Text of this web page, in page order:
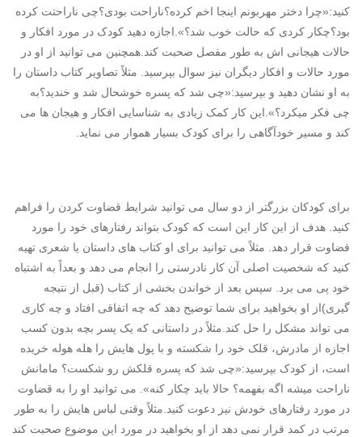
کنید:«چرا دختر مهربونم اینجا اخم کرده؟ناراحت بودی؟چی ناراحتت کرده
بود؟چکار کردی که حالت خوب شد؟».اجازه دهید کودک در مورد افکار و
حالات هیجانی اش به طور مفصل صحبت کند.همچنین می توانید از او در
مورد حالات و افکار دیگران نیز سوال بپرسید. مثلاً تصاویر کتاب داستان را
به او نشان دهید و بپرسید:«چی شد که پسره خوشحال شد و خندید؟به
چی فکر میکرد؟».این کار کمک زیادی به شناسایی افکار و هیجان ها می
کند و مسیر خودآگاهی را برای کودک بسیار هموار می نماید.
برای کودکان بزرگتر از دو سال می توانید شرایط قضاوت کردن را فراهم
کنید. هدف از این کار این است که کودک بتواند رفتارهای خود را مورد
قضاوت قرار دهد. مثلاً می توانید برای او کتاب های داستان یا شعری تهیه
کنید که شخصیت اصلی آن کار نادرستی را انجام می دهد و بعداً به اشتباه
خود پی می برد. سپس بعد از خواندن بخشی از کتاب (قبل از نتیجه
گیری)از او بخواهید برای شما توضیح دهد که چه اتفاقی افتاد و چه کاری
می تواند مشکل را حل کند.مثلاً در داستانی که یک پسر بچه بدون کسب
اجازه از مادرش، قلک خود را شکسته و با پول هایش را هله هوله خریده
است، از کودک بپرسید:«چی شد که پسره قلکش رو شکست؟ مامانش
ناراحت میشه اگه بفهمه؟ حالا باید چکار کنه». می توانید او را به قضاوت
در مورد رفتارهای خودش نیز دعوت کنید.مثلاً وقتی لباس هایش را به طور
مرتب در کمد قرار نمی دهد از او بخواهید در مورد این موضوع صحبت کند